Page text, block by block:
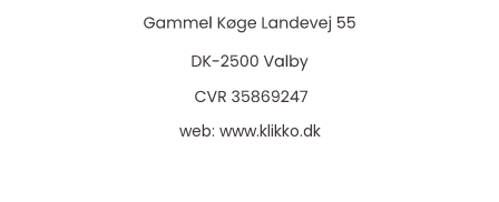
web: www.klikko.dk